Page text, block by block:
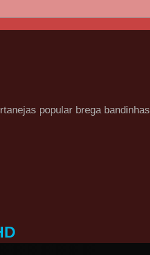
popular brega bandinhas